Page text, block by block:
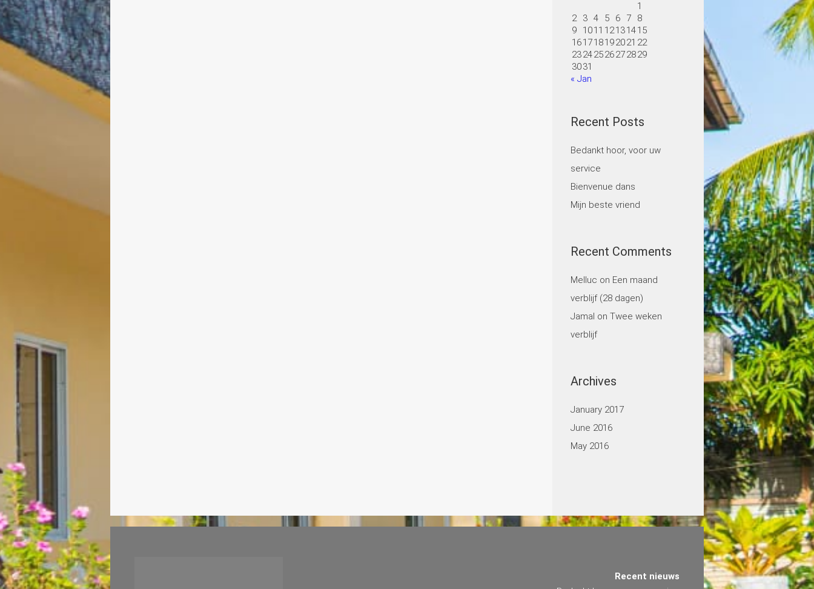
1
2
3 4 5 6 7
8
9
1011 12131415
161718192021 22
23242526272829
3031
« Jan
Recent Posts
Bedankt hoor, voor uw
service
Bienvenue dans
Mijn beste vriend
Recent Comments
Melluc on Een maand
verblijf (28 dagen)
Jamal on Twee weken
verblijf
Archives
January 2017
June 2016
May 2016
Recent nieuws